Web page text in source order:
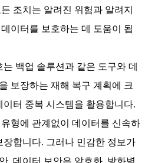
조치는 알려진 위험과 알려지
이터를 보호하는 데 도움이 됩
는 백업 솔루션과 같은 도구와 데
보장하는 재해 복구 계획에 크
터 중복 시스템을 활용합니다.
형에 관계없이 데이터를 신속하
합니다. 그러나 민감한 정보가